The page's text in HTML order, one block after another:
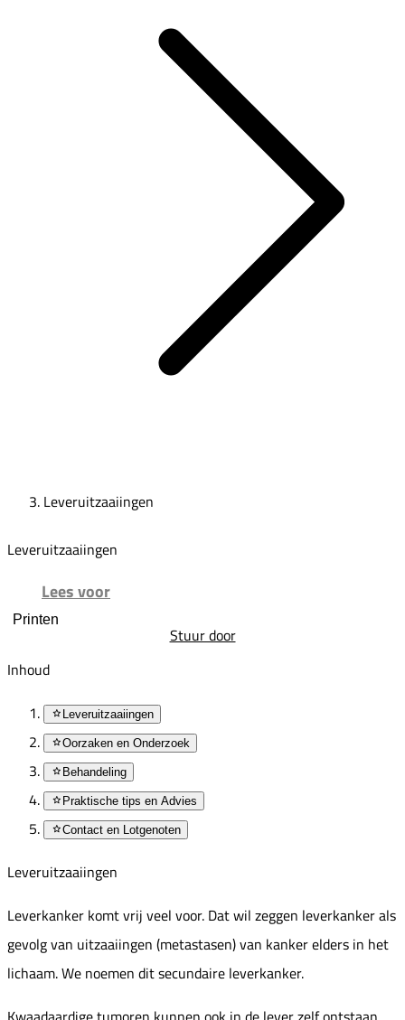
Leveruitzaaiingen
Leveruitzaaiingen
Lees voor
Printen
Stuur door
Inhoud
Leveruitzaaiingen
Oorzaken en Onderzoek
Behandeling
Praktische tips en Advies
Contact en Lotgenoten
Leveruitzaaiingen
Leverkanker komt vrij veel voor. Dat wil zeggen leverkanker als
gevolg van uitzaaiingen (metastasen) van kanker elders in het
lichaam. We noemen dit secundaire leverkanker.